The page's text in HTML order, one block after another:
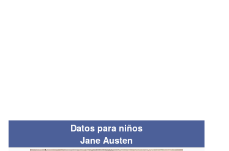
Datos para niños
Jane Austen